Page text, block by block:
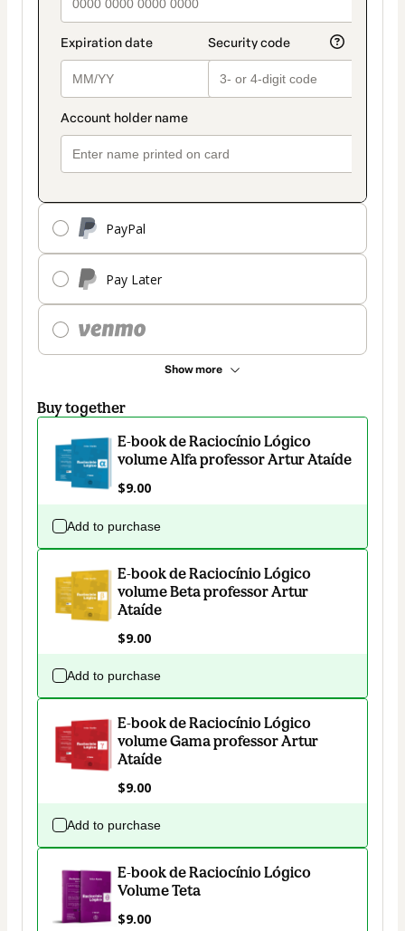
PayPal
Pay Later
Show more
Buy together
E-book de Raciocínio Lógico
volume Alfa professor Artur Ataíde
$9.00
Add to purchase
E-book de Raciocínio Lógico
volume Beta professor Artur
Ataíde
$9.00
Add to purchase
E-book de Raciocínio Lógico
volume Gama professor Artur
Ataíde
$9.00
Add to purchase
E-book de Raciocínio Lógico
Volume Teta
$9.00